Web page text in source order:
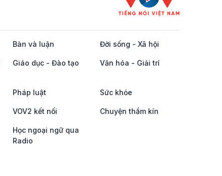
Bàn và luận Đời sống - Xã hội
Giáo dục - Đào tạo Văn hóa - Giải trí
Pháp luật Sức khỏe
VOV2 kết nối Chuyện thầm kín
Học ngoại ngữ qua
Radio